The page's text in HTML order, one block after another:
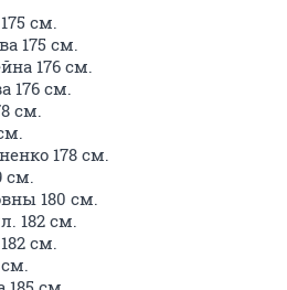
см.
175 см.
176 см.
176 см.
см.
178 см.
см.
180 см.
182 см.
см.